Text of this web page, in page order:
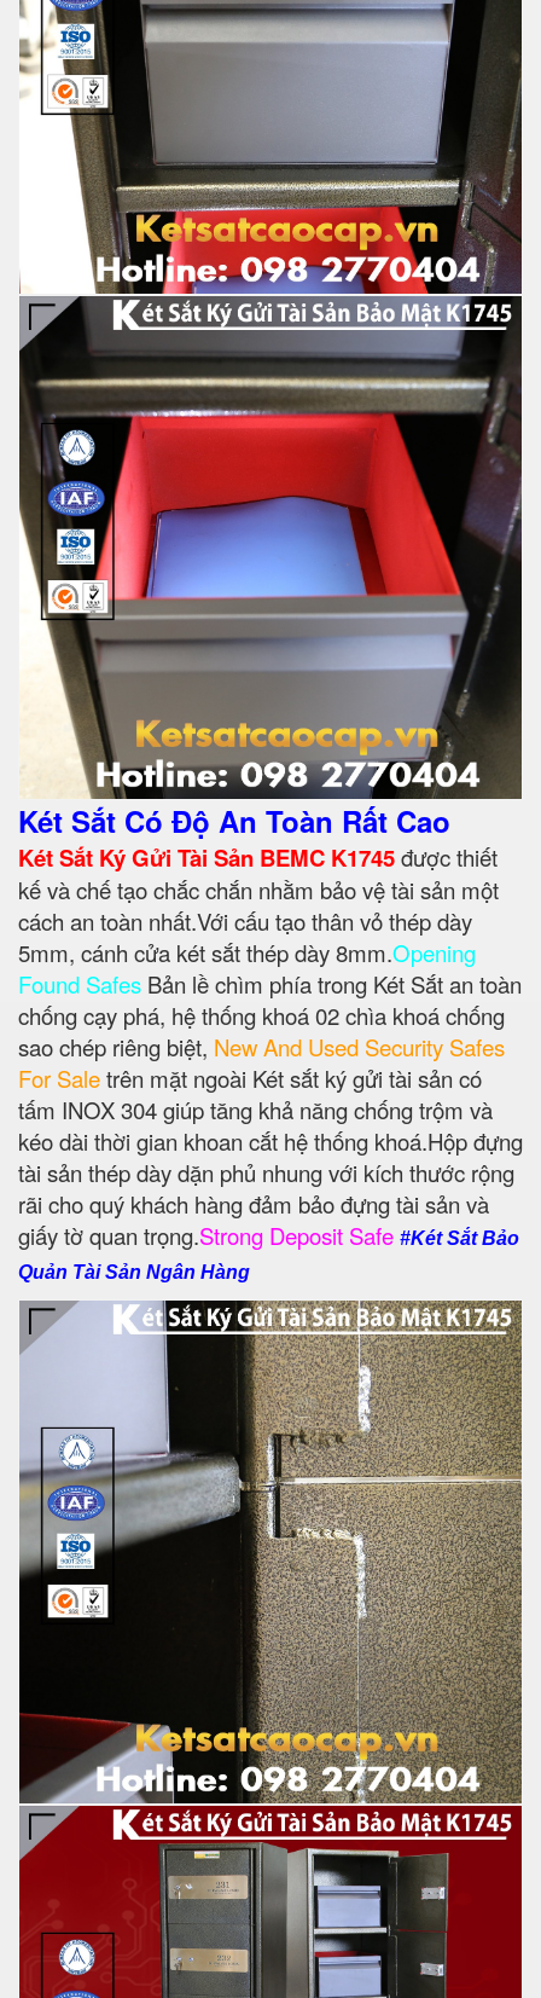
Két Sắt Có Độ An Toàn Rất Cao
Két Sắt Ký Gửi Tài Sản BEMC K1745được thiết
kế và chế tạo chắc chắn nhằm bảo vệ tài sản một
cách an toàn nhất.Với cấu tạo thân vỏ thép dày
5mm, cánh cửa két sắt thép dày 8mm.Opening
Found Safes Bản lề chìm phía trong Két Sắt an toàn
chống cạy phá, hệ thống khoá 02 chìa khoá chống
sao chép riêng biệt, New And Used Security Safes
For Saletrên mặt ngoài Két sắt ký gửi tài sản có
tấm INOX 304 giúp tăng khả năng chống trộm và
kéo dài thời gian khoan cắt hệ thống khoá.Hộp đựng
tài sản thép dày dặn phủ nhung với kích thước rộng
rãi cho quý khách hàng đảm bảo đựng tài sản và
giấy tờ quan trọng.Strong Deposit Safe #Két Sắt Bảo
Quản Tài Sản Ngân Hàng